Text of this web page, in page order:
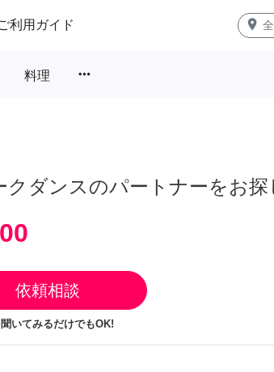
利用ガイド place
料理 more_horiz
クダンスのパートナーをお探
依頼相談
いてみるだけでもOK!